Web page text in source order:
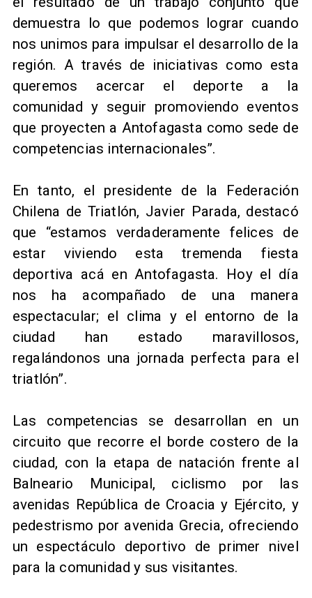
demuestra lo que podemos lograr cuando
nos unimos para impulsar el desarrollo de la
región. A través de iniciativas como esta
queremos acercar el deporte a la
comunidad y seguir promoviendo eventos
que proyecten a Antofagasta como sede de
competencias internacionales”.
En tanto, el presidente de la Federación
Chilena de Triatlón, Javier Parada, destacó
que “estamos verdaderamente felices de
estar viviendo esta tremenda fiesta
deportiva acá en Antofagasta. Hoy el día
nos ha acompañado de una manera
espectacular; el clima y el entorno de la
ciudad han estado maravillosos,
regalándonos una jornada perfecta para el
triatlón”.
Las competencias se desarrollan en un
circuito que recorre el borde costero de la
ciudad, con la etapa de natación frente al
Balneario Municipal, ciclismo por las
avenidas República de Croacia y Ejército, y
pedestrismo por avenida Grecia, ofreciendo
un espectáculo deportivo de primer nivel
para la comunidad y sus visitantes.